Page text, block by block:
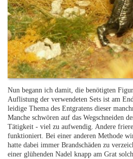
Nun begann ich damit, die benötigten
Auflistung der verwendeten Sets ist am
leidige Thema des Entgratens dieser
Manche schwören auf das Wegschneiden
Tätigkeit - viel zu aufwendig. Andere
funktioniert. Bei einer anderen Methode
hatte dabei immer Brandschäden zu
einer glühenden Nadel knapp am Grat